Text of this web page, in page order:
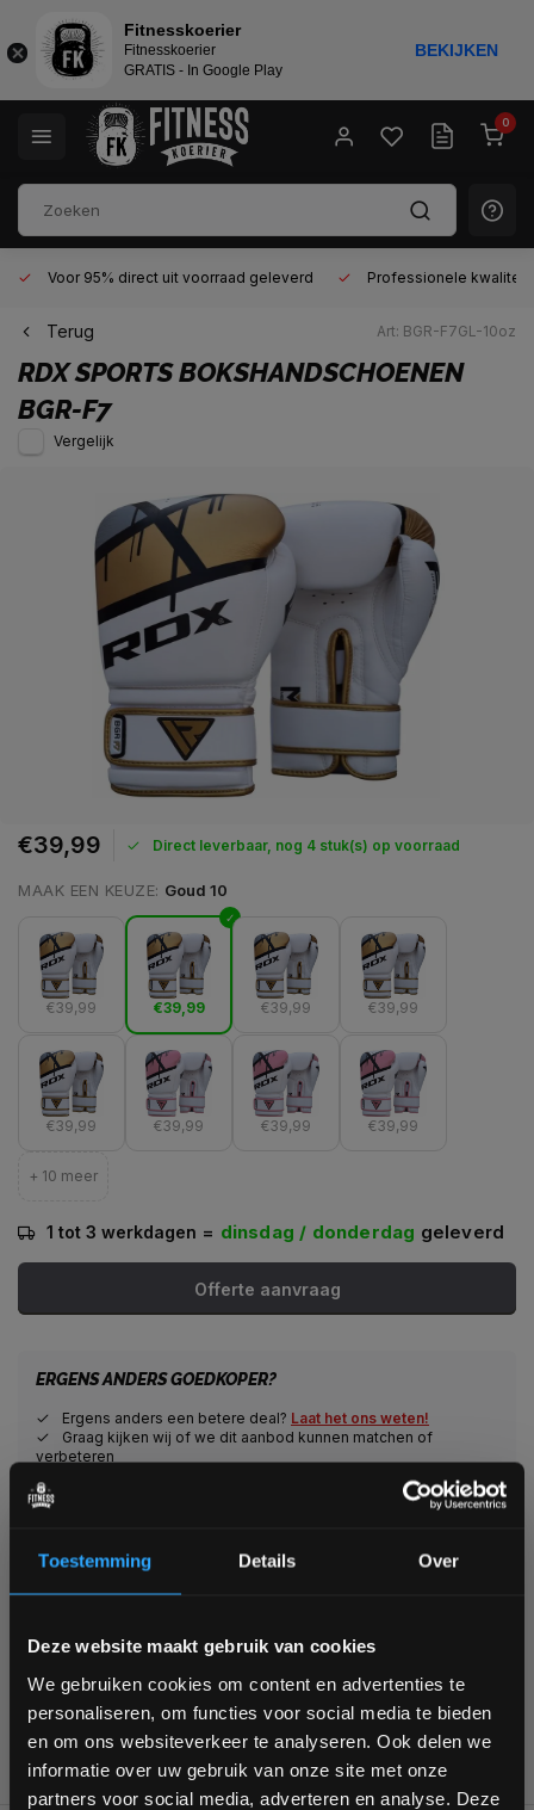
Toestemming Details Over
Deze website maakt gebruik van cookies
We gebruiken cookies om content en advertenties te
personaliseren, om functies voor social media te bieden
en om ons websiteverkeer te analyseren. Ook delen we
informatie over uw gebruik van onze site met onze
partners voor social media, adverteren en analyse. Deze
0
Voor 95% direct uit voorraad geleverd Professionele kwaliteit
Terug Art: BGR-F7GL-10oz
RDX SPORTSBOKSHANDSCHOENEN
BGR-F7
Vergelijk
€39,99 Direct leverbaar, nog 4 stuk(s) op voorraad
MAAK EEN KEUZE: Goud 10
€39,99 €39,99 €39,99 €39,99
€39,99 €39,99 €39,99 €39,99
+ 10 meer
1 tot 3 werkdagen = dinsdag / donderdag geleverd
Offerte aanvraag
ERGENS ANDERS GOEDKOPER?
Ergens anders een betere deal? Laat het ons weten!
Graag kijken wij of we dit aanbod kunnen matchen of
verbeteren
Veilig winkelen met het webshop keurmerk
Voor 95% direct uit voorraad geleverd
Van homegym tot professionele gym
Persoonlijk en deskundig advies op maat
Complete gym inrichting mogelijk
Bam! 5% korting op je volgende
Schrijf je in voor onze nieuwsbrief om op de hoogte te
blijven over onze nieuwe producten, deals en meer
interessante info. Ontvang 5% korting op je eerstvolgende
aankoop! 😀
Fitnesskoerier
Fitnesskoerier
GRATIS - In Google Play
BEKIJKEN